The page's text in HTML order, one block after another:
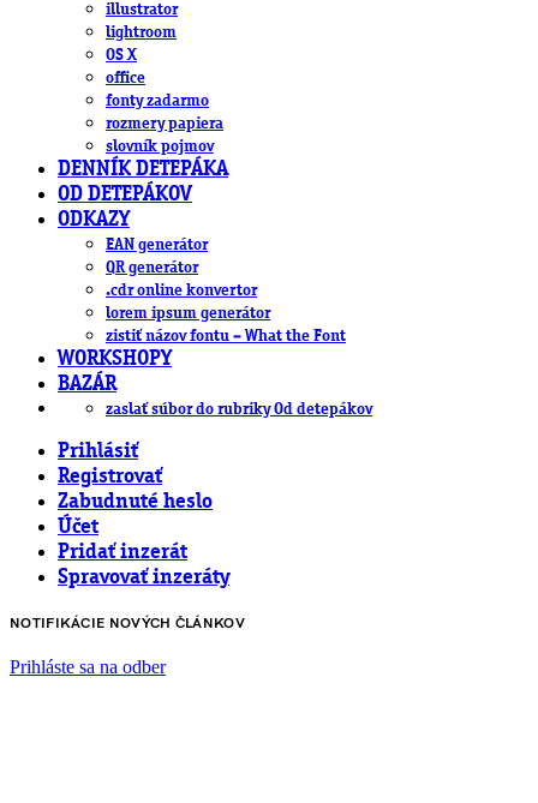
illustrator
lightroom
OS X
office
fonty zadarmo
rozmery papiera
slovník pojmov
DENNÍK DETEPÁKA
OD DETEPÁKOV
ODKAZY
EAN generátor
QR generátor
.cdr online konvertor
lorem ipsum generátor
zistiť názov fontu – What the Font
WORKSHOPY
BAZÁR
zaslať súbor do rubriky Od detepákov
Prihlásiť
Registrovať
Zabudnuté heslo
Účet
Pridať inzerát
Spravovať inzeráty
NOTIFIKÁCIE NOVÝCH ČLÁNKOV
Prihláste sa na odber